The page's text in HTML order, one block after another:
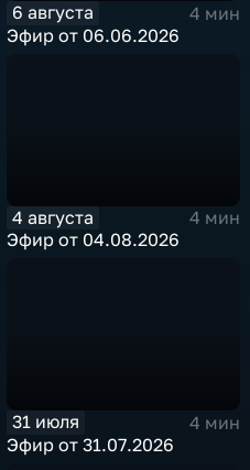
6 августа
4 мин
Эфир от 06.06.2026
4 августа
4 мин
Эфир от 04.08.2026
31 июля
4 мин
Эфир от 31.07.2026